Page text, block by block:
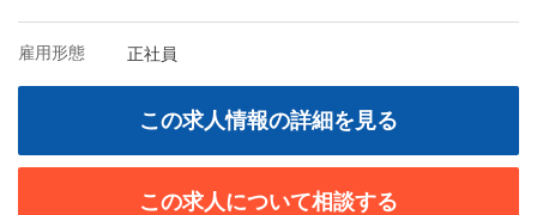
雇用形態 正社員
この求人情報の詳細を見る
この求人について相談する